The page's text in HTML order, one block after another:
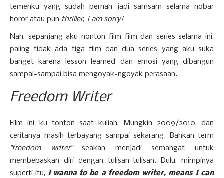
temenku yang sudah pernah jadi samsam selama nobar
horor atau pun thriller, I am sorry!
Nah, sepanjang aku nonton film-film dan series selama ini,
paling tidak ada tiga film dan dua series yang aku suka
banget karena lesson learned dan emosi yang dibangun
sampai-sampai bisa mengoyak-ngoyak perasaan.
Freedom Writer
Film ini ku tonton saat kuliah, Mungkin 2009/2010, dan
ceritanya masih terbayang sampai sekarang. Bahkan term
"freedom writer"seakan menjadi semangat untuk
membebaskan diri dengan tulisan-tulisan. Dulu, mimpinya
superti itu,I wanna to be a freedom writer, means I can